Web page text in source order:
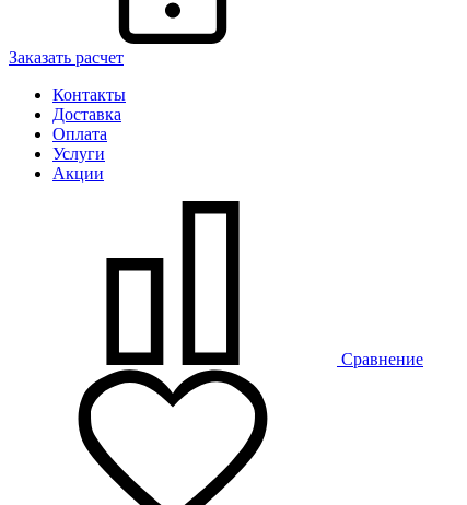
Заказать расчет
Контакты
Доставка
Оплата
Услуги
Акции
Сравнение